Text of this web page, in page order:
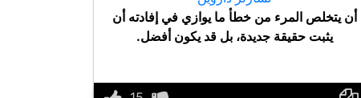
أن يتخلص المرء من خطأ ما يوازي في إفادته أن
يثبت حقيقة جديدة، بل قد يكون أفضل.